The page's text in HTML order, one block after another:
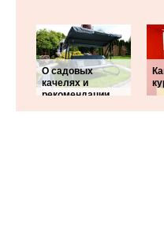
О садовых
качелях и
рекомендации